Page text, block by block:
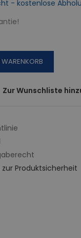
- kostenlose
WARENKORB
Zur Wunschliste
Produktsicherheit